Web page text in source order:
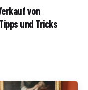
von
und Tricks